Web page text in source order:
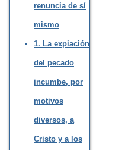
renuncia de sí
mismo
1. La expiación
del pecado
incumbe, por
motivos
diversos, a
Cristo y a los